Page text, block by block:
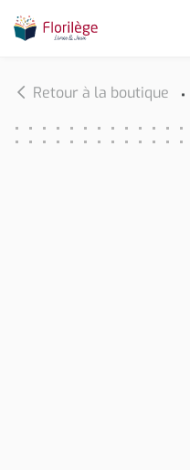
Retour à la boutique